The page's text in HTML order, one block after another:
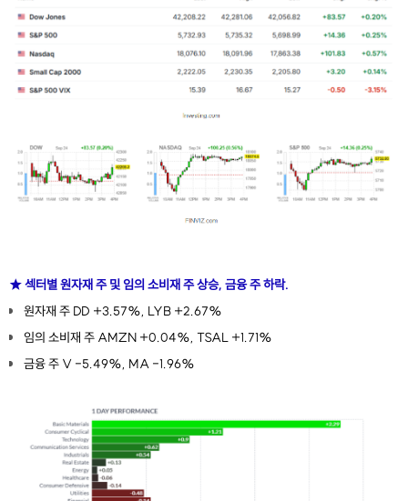
★섹터별 원자재 주 및 임의 소비재 주 상승, 금융 주 하락.
원자재 주 DD +3.57%, LYB +2.67%
임의 소비재 주 AMZN +0.04%, TSAL +1.71%
금융 주 V -5.49%, MA -1.96%